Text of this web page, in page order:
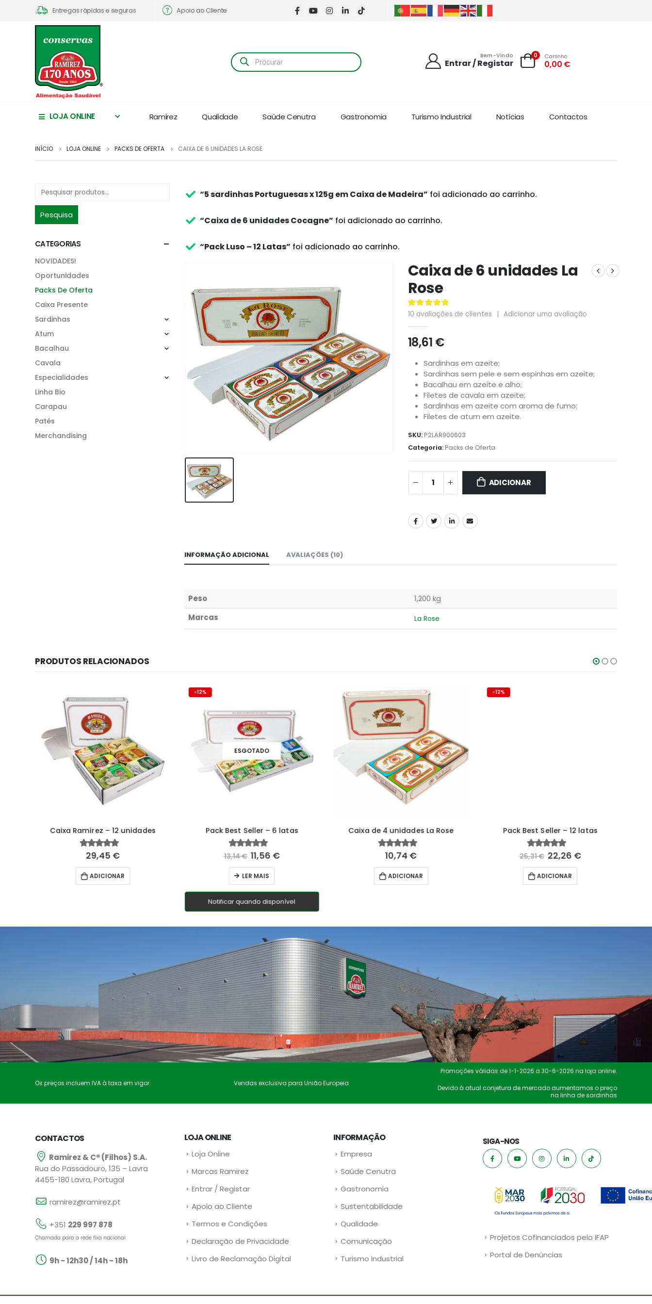
Entregas rápidas e seguras Apoio ao Cliente
Products
search
Bem-Vindo
Entrar / Registar
0 Carrinho
0,00 €
LOJA ONLINE Ramirez Qualidade Saúde Cenutra Gastronomia Turismo Industrial Notícias Contactos
INÍCIO LOJA ONLINE PACKS DE OFERTA CAIXA DE 6 UNIDADES LA ROSE
“5 sardinhas Portuguesas x 125g em Caixa de Madeira” foi adicionado ao carrinho.
“Caixa de 6 unidades Cocagne” foi adicionado ao carrinho.
“Pack Luso – 12 Latas” foi adicionado ao carrinho.
Caixa de 6 unidades La
Rose
5.00de 5
10 avaliações de clientes | Adicionar uma avaliação
18,61 €
Sardinhas em azeite;
Sardinhas sem pele e sem espinhas em azeite;
Bacalhau em azeite e alho;
Filetes de cavala em azeite;
Sardinhas em azeite com aroma de fumo;
Filetes de atum em azeite.
SKU:P2LAR900603
Categoria:Packs de Oferta
ADICIONAR
INFORMAÇÃO ADICIONAL AVALIAÇÕES (10)
Peso
1,200 kg
Marcas
La Rose
Pesquisa
CATEGORIAS
NOVIDADES!
Oportunidades
Packs De Oferta
Caixa Presente
Sardinhas
Atum
Bacalhau
Cavala
Especialidades
Linha Bio
Carapau
Patés
Merchandising
PRODUTOS RELACIONADOS
Caixa Ramirez – 12 unidades
5.00fora de 5
29,45 €
ADICIONAR
-12%
ESGOTADO
Pack Best Seller – 6 latas
4.33fora de 5
13,14€ 11,56 €
LER MAIS
Notificar quando disponível
Caixa de 4 unidades La Rose
4.91fora de 5
10,74 €
ADICIONAR
-12%
Pack Best Seller – 12 latas
5.00fora de 5
25,31€ 22,26 €
ADICIONAR
Os preços incluem IVA à taxa em vigor. Vendas exclusiva para União Europeia
Promoções válidas de 1-1-2026 a 30-6-2026 na loja online.
Devido à atual conjetura de mercado aumentamos o preço
na linha de sardinhas
CONTACTOS
Ramirez & Cª (Filhos) S.A.
Rua do Passadouro, 135 – Lavra
4455-180 Lavra, Portugal
ramirez@ramirez.pt
+351 229 997 878
Chamada para a rede fixa nacional
9h - 12h30 / 14h - 18h
LOJA ONLINE
Loja Online
Marcas Ramirez
Entrar / Registar
Apoio ao Cliente
Termos e Condições
Declaração de Privacidade
Livro de Reclamação Digital
INFORMAÇÃO
Empresa
Saúde Cenutra
Gastronomia
Sustentabilidade
Qualidade
Comunicação
Turismo Industrial
SIGA-NOS
Projetos Cofinanciados pelo IFAP
Portal de Denúncias